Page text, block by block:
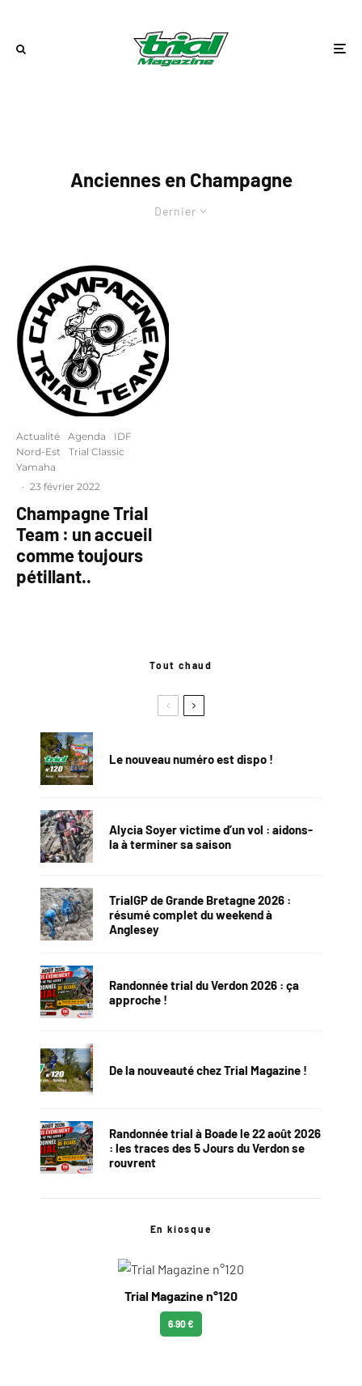
Anciennes en Champagne
Dernier
Actualité Agenda
IDF
Nord-Est
Trial Classic
Yamaha
· 23 février 2022
Champagne Trial
Team : un accueil
comme toujours
pétillant..
Tout chaud
Le nouveau numéro est dispo !
Alycia Soyer victime d’un vol : aidons-
la à terminer sa saison
TrialGP de Grande Bretagne 2026 :
résumé complet du weekend à
Anglesey
Randonnée trial du Verdon 2026 : ça
approche !
De la nouveauté chez Trial Magazine !
Randonnée trial à Boade le 22 août 2026
: les traces des 5 Jours du Verdon se
rouvrent
En kiosque
Trial Magazine n°120
6.90 €